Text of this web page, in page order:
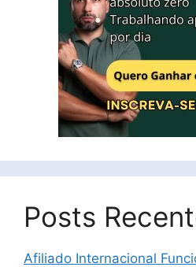
Posts
Afiliado Internacional